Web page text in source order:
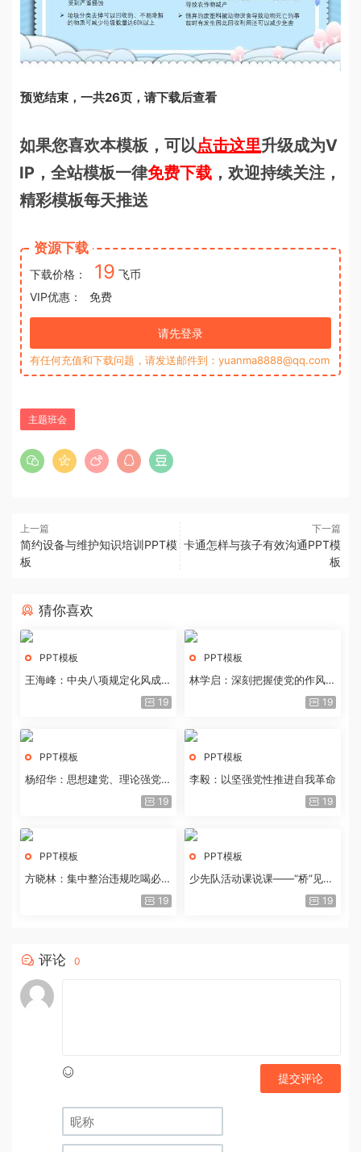
预览结束，一共26页，请下载后查看
如果您喜欢本模板，可以点击这里升级成为V
IP，全站模板一律免费下载 ，欢迎持续关注，
精彩模板每天推送
资源下载
下载价格： 19 飞币
VIP优惠：
免费
请先登录
有任何充值和下载问题，请发送邮件到：yuanma8888@qq.com
主题班会
上一篇
简约设备与维护知识培训PPT模
板
下一篇
卡通怎样与孩子有效沟通PPT模
板
猜你喜欢
PPT模板
王海峰：中央八项规定化风成俗
19
PPT模板
林学启：深刻把握使党的作风全
19
PPT模板
杨绍华：思想建党、理论强党的
19
PPT模板
李毅：以坚强党性推进自我革命
19
PPT模板
方晓林：集中整治违规吃喝必须
19
PPT模板
少先队活动课说课——“桥”见中
19
评论 0
提交评论